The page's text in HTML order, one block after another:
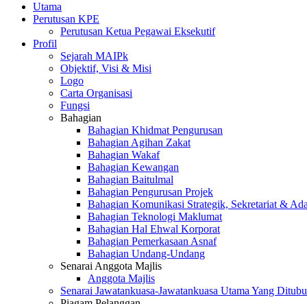
Utama
Perutusan KPE
Perutusan Ketua Pegawai Eksekutif
Profil
Sejarah MAIPk
Objektif, Visi & Misi
Logo
Carta Organisasi
Fungsi
Bahagian
Bahagian Khidmat Pengurusan
Bahagian Agihan Zakat
Bahagian Wakaf
Bahagian Kewangan
Bahagian Baitulmal
Bahagian Pengurusan Projek
Bahagian Komunikasi Strategik, Sekretariat &
Bahagian Teknologi Maklumat
Bahagian Hal Ehwal Korporat
Bahagian Pemerkasaan Asnaf
Bahagian Undang-Undang
Senarai Anggota Majlis
Anggota Majlis
Senarai Jawatankuasa-Jawatankuasa Utama Yang